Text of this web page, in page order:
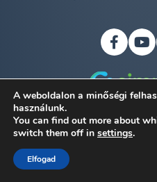
A weboldalon a minőségi
használunk.
You can find out more about
switch them off in settings.
Elfogad